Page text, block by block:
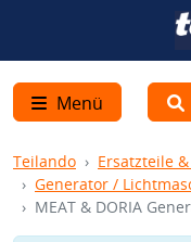
Menü
Teilando Ersatzteile
Generator /
MEAT & DORIA